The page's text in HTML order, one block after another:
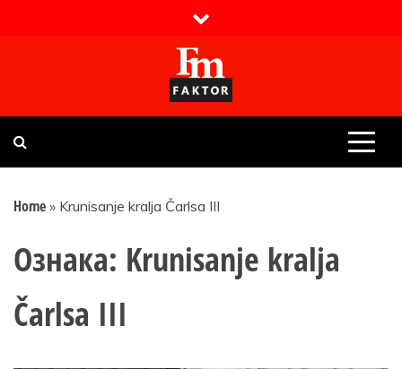
Faktor magazin
Uvijek presudan
Home » Krunisanje kralja Čarlsa III
Ознака: Krunisanje kralja
Čarlsa III